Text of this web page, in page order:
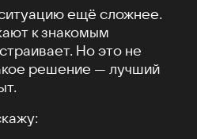
ещё сложнее.
к знакомым
Но это не
решение — лучший